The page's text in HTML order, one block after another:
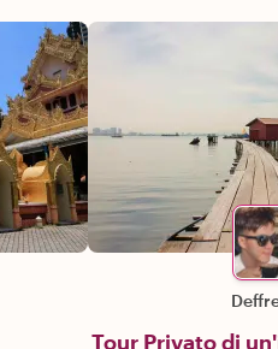
Tour Privato di